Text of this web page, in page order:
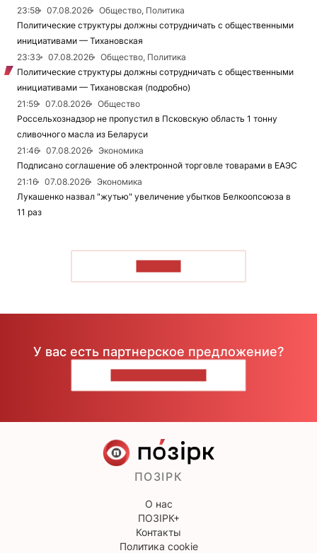
23:58
07.08.2026
Общество, Политика
Политические структуры должны сотрудничать с общественными
инициативами — Тихановская
23:33
07.08.2026
Общество, Политика
Политические структуры должны сотрудничать с общественными
инициативами — Тихановская (подробно)
21:59
07.08.2026
Общество
Россельхознадзор не пропустил в Псковскую область 1 тонну
сливочного масла из Беларуси
21:46
07.08.2026
Экономика
Подписано соглашение об электронной торговле товарами в ЕАЭС
21:16
07.08.2026
Экономика
Лукашенко назвал "жутью" увеличение убытков Белкоопсоюза в
11 раз
У вас есть партнерское предложение?
ПОЗІРК
О нас
ПОЗІРК+
Контакты
Политика cookie